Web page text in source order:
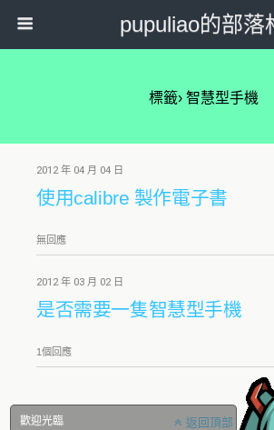
pupuliao的部落
標籤› 智慧型手機
2012 年 04 月 04 日
使用calibre 製作電子書
無回應
2012 年 03 月 02 日
是否需要一隻智慧型手機
1個回應
返回頂部
歡迎光臨